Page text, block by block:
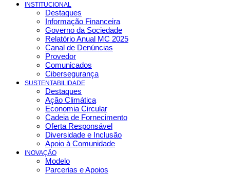
INSTITUCIONAL
Destaques
Informação Financeira
Governo da Sociedade
Relatório Anual MC 2025
Canal de Denúncias
Provedor
Comunicados
Cibersegurança
SUSTENTABILIDADE
Destaques
Ação Climática
Economia Circular
Cadeia de Fornecimento
Oferta Responsável
Diversidade e Inclusão
Apoio à Comunidade
INOVAÇÃO
Modelo
Parcerias e Apoios